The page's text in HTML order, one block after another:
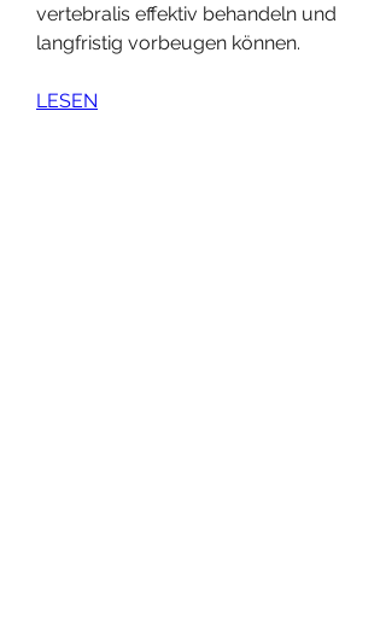
vertebralis effektiv behandeln und
langfristig vorbeugen können.
LESEN